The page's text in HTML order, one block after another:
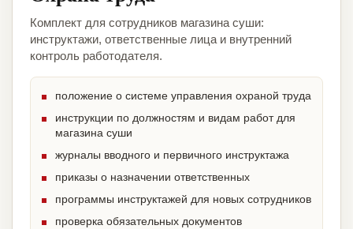
Комплект для сотрудников магазина суши:
инструктажи, ответственные лица и внутренний
контроль работодателя.
положение о системе управления охраной труда
инструкции по должностям и видам работ для
магазина суши
журналы вводного и первичного инструктажа
приказы о назначении ответственных
программы инструктажей для новых сотрудников
проверка обязательных документов